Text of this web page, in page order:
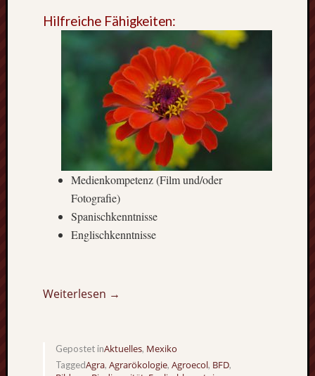
Hilfreiche Fähigkeiten:
Medienkompetenz (Film und/oder
Fotografie)
Spanischkenntnisse
Englischkenntnisse
Weiterlesen →
Gepostet inAktuelles, Mexiko
TaggedAgra, Agrarökologie, Agroecol, BFD,